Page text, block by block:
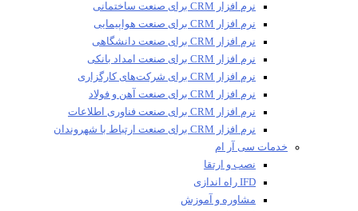
نرم افزار CRM برای صنعت ساختمانی
نرم افزار CRM برای صنعت هواپیمایی
نرم افزار CRM برای صنعت دانشگاهی
نرم افزار CRM برای صنعت امداد بانکی
نرم افزار CRM برای شرکت‌های کارگزاری
نرم افزار CRM برای صنعت آهن و فولاد
نرم افزار CRM برای صنعت فناوری اطلاعات
نرم افزار CRM برای صنعت ارتباط با شهروندان
خدمات سی آر ام
نصب و ارتقا
IFD راه اندازی
مشاوره و آموزش